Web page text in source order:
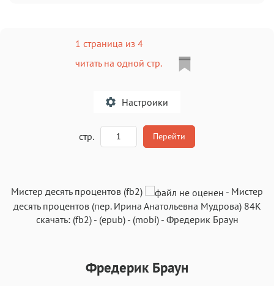
1 страница из 4
читать на одной стр.
Настроики
Аа Аа
стр. Перейти
Мистер десять процентов (fb2) - Мистер
десять процентов(пер. Ирина Анатольевна Мудрова) 84K
скачать: (fb2)- (epub)- (mobi)- Фредерик Браун
Фредерик Браун